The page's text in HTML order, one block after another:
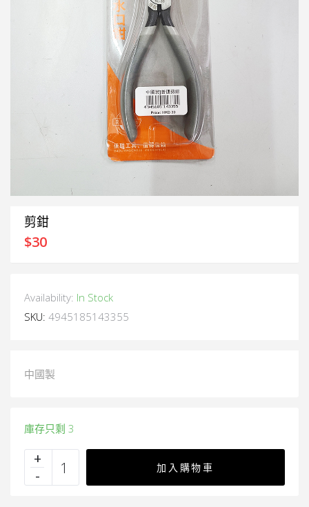
剪鉗
$30
Availability: In Stock
SKU: 4945185143355
中國製
庫存只剩 3
加入購物車